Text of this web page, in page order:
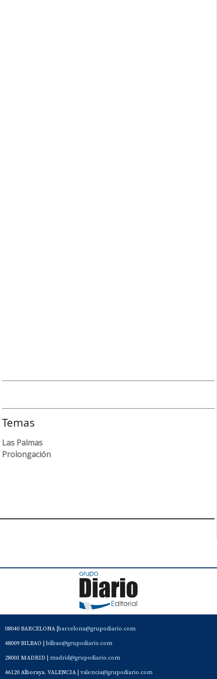
Temas
Las Palmas
Prolongación
08040 BARCELONA | barcelona@grupodiario.com
48009 BILBAO | bilbao@grupodiario.com
28003 MADRID | madrid@grupodiario.com
46120 Alboraya. VALENCIA | valencia@grupodiario.com